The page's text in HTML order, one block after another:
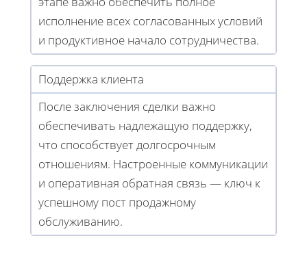
исполнение всех согласованных условий
и продуктивное начало сотрудничества.
Поддержка клиента
После заключения сделки важно
обеспечивать надлежащую поддержку,
что способствует долгосрочным
отношениям. Настроенные коммуникации
и оперативная обратная связь — ключ к
успешному пост продажному
обслуживанию.